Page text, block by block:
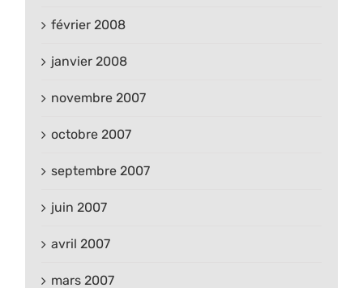
février 2008
janvier 2008
novembre 2007
octobre 2007
septembre 2007
juin 2007
avril 2007
mars 2007